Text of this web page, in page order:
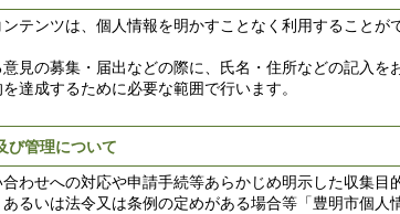
テンツは、個人情報を明かすことなく利用することが
見の募集・届出などの際に、氏名・住所などの記入を
達成するために必要な範囲で行います。
び管理について
わせへの対応や申請手続等あらかじめ明示した収集目
るいは法令又は条例の定めがある場合等「豊明市個人